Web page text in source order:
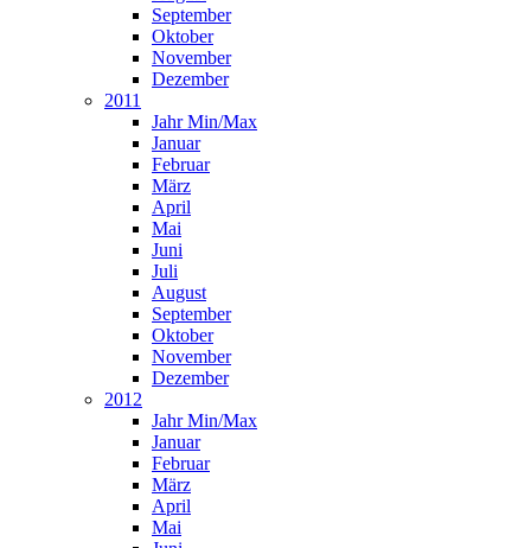
September
Oktober
November
Dezember
2011
Jahr Min/Max
Januar
Februar
März
April
Mai
Juni
Juli
August
September
Oktober
November
Dezember
2012
Jahr Min/Max
Januar
Februar
März
April
Mai